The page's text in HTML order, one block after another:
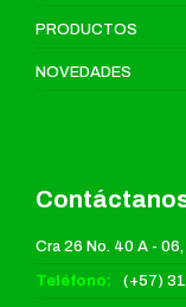
PRODUCTOS
NOVEDADES
Cra 26 No. 40 A -
Teléfono: (+57)